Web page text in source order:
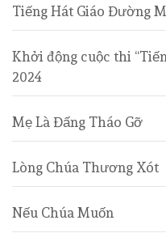
Tiếng Hát Giáo Đường
Khởi động cuộc thi
2024
Mẹ Là Đấng Tháo Gỡ
Lòng Chúa Thương Xót
Nếu Chúa Muốn